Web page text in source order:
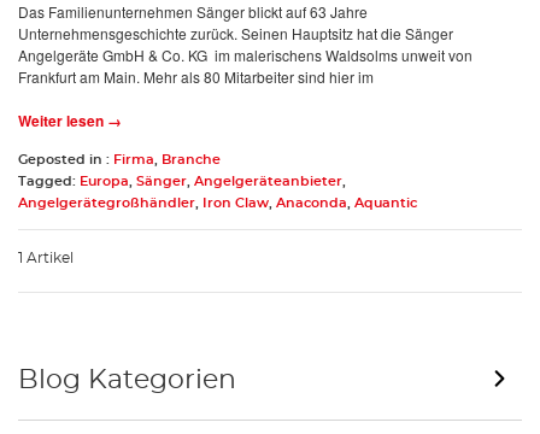
Das Familienunternehmen Sänger blickt auf 63 Jahre
Unternehmensgeschichte zurück. Seinen Hauptsitz hat die Sänger
Angelgeräte GmbH & Co. KG im malerischens Waldsolms unweit von
Frankfurt am Main. Mehr als 80 Mitarbeiter sind hier im
Weiter lesen →
Geposted in : Firma
Branche
Tagged: Europa Sänger Angelgeräteanbieter
Angelgerätegroßhändler
Iron Claw Anaconda Aquantic
1 Artikel
Blog Kategorien